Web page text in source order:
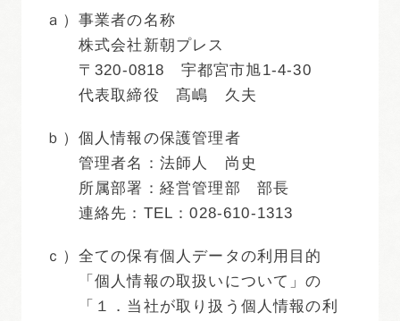
ａ） 事業者の名称
株式会社新朝プレス
〒320-0818 宇都宮市旭1-4-30
代表取締役 髙嶋 久夫
ｂ） 個人情報の保護管理者
管理者名：法師人 尚史
所属部署：経営管理部 部長
連絡先：TEL：028-610-1313
ｃ） 全ての保有個人データの利用目的
「個人情報の取扱いについて」の
「１．当社が取り扱う個人情報の利